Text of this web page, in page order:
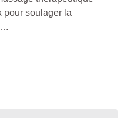
pour soulager la